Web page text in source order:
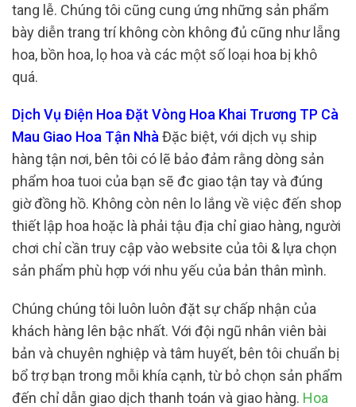
tang lễ. Chúng tôi cũng cung ứng những sản phẩm
bày diễn trang trí không còn không đủ cũng như lẵng
hoa, bồn hoa, lọ hoa và các một số loại hoa bị khô
quá.
Dịch Vụ Điện Hoa Đặt Vòng Hoa Khai Trương TP Cà
Mau Giao Hoa Tận Nhà Đặc biệt, với dịch vụ ship
hàng tận nơi, bên tôi có lẽ bảo đảm rằng dòng sản
phẩm hoa tuoi của bạn sẽ đc giao tận tay và đúng
giờ đồng hồ. Không còn nên lo lắng về việc đến shop
thiết lập hoa hoặc là phải tậu địa chỉ giao hàng, người
chơi chỉ cần truy cập vào website của tôi & lựa chọn
sản phẩm phù hợp với nhu yếu của bản thân mình.
Chúng chúng tôi luôn luôn đặt sự chấp nhận của
khách hàng lên bậc nhất. Với đội ngũ nhân viên bài
bản và chuyên nghiệp và tâm huyết, bên tôi chuẩn bị
bổ trợ bạn trong mỗi khía cạnh, từ bỏ chọn sản phẩm
đến chỉ dẫn giao dịch thanh toán và giao hàng. Hoa